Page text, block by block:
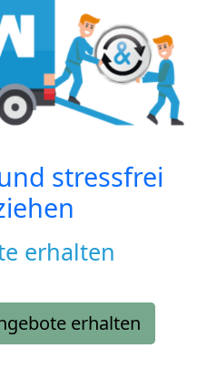
stressfrei
erhalten
erhalten